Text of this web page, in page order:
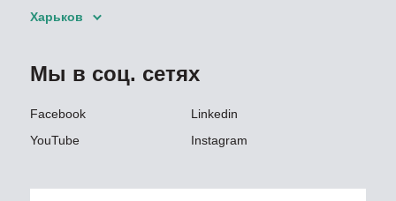
Харьков
Мы в соц. сетях
Facebook
Linkedin
YouTube
Instagram